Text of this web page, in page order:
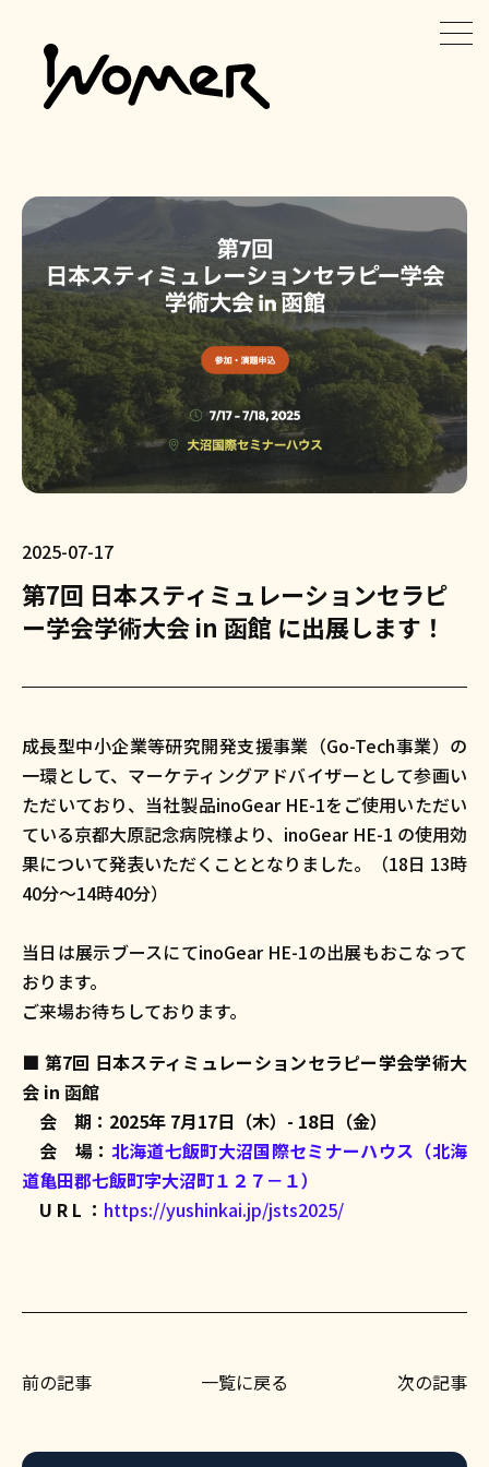
2025-07-17
第7回 日本スティミュレーションセラピ
ー学会学術大会 in 函館 に出展します！
成長型中小企業等研究開発支援事業（Go-Tech事業）の
一環として、マーケティングアドバイザーとして参画い
ただいており、当社製品inoGear HE-1をご使用いただい
ている京都大原記念病院様より、inoGear HE-1 の使用効
果について発表いただくこととなりました。（18日 13時
40分〜14時40分）
当日は展示ブースにてinoGear HE-1の出展もおこなって
おります。
ご来場お待ちしております。
■ 第7回 日本スティミュレーションセラピー学会学術大
会 in 函館
会 期：2025年 7月17日（木）- 18日（金）
会 場： 北海道七飯町大沼国際セミナーハウス（北海
道亀田郡七飯町字大沼町１２７－１）
U R L ： https://yushinkai.jp/jsts2025/
前の記事 一覧に戻る 次の記事